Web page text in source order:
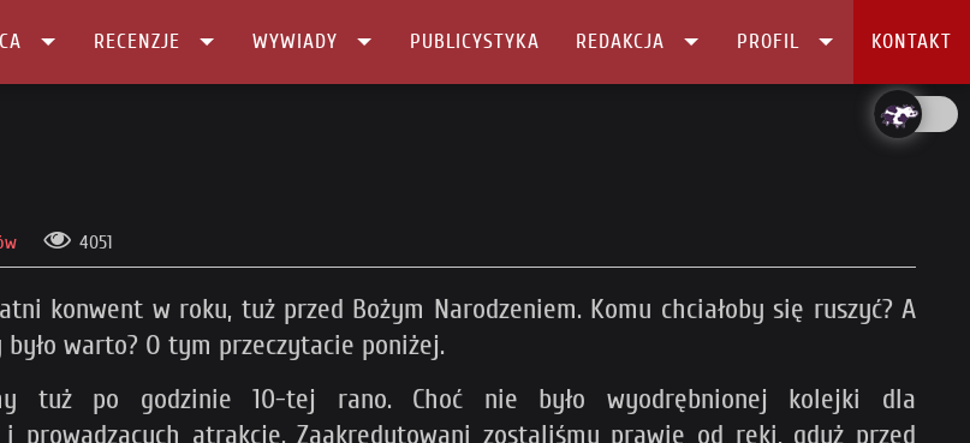
RECENZJE WYWIADY PUBLICYSTYKA REDAKCJA PROFIL KONTAKT
4051
konwent w roku, tuż przed Bożym Narodzeniem. Komu chciałoby się ruszyć? A
warto? O tym przeczytacie poniżej.
tuż po godzinie 10-tej rano. Choć nie było wyodrębnionej kolejki dla
prowadzących atrakcje. Zaakredytowani zostaliśmy prawie od ręki, gdyż przed